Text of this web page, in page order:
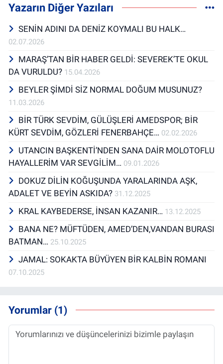
Yazarın Diğer Yazıları
SENİN ADINI DA DENİZ KOYMALI BU HALK…
02.07.2026
MARAŞ’TAN BİR HABER GELDİ: SEVEREK’TE OKUL
DA VURULDU? 15.04.2026
BEYLER ŞİMDİ SİZ NORMAL DOĞUM MUSUNUZ?
11.03.2026
BİR TÜRK SEVDİM, GÜLÜŞLERİ AMEDSPOR; BİR
KÜRT SEVDİM, GÖZLERİ FENERBAHÇE… 02.02.2026
UTANCIN BAŞKENTİ’NDEN SANA DAİR MOLOTOFLU
HAYALLERİM VAR SEVGİLİM… 09.01.2026
DOKUZ DİLİN KOĞUŞUNDA YARALARINDA AŞK,
ADALET VE BEYİN ASKIDA? 31.12.2025
KRAL KAYBEDERSE, İNSAN KAZANIR… 13.12.2025
BANA NE? MÜFTÜDEN, AMED’DEN,VANDAN BURASI
BATMAN… 25.10.2025
JAMAL: SOKAKTA BÜYÜYEN BİR KALBİN ROMANI
07.10.2025
Yorumlar (1)